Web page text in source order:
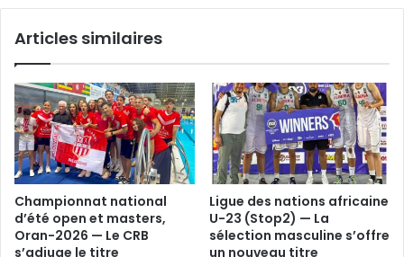
Articles similaires
Championnat national
d’été open et masters,
Oran-2026 — Le CRB
s’adjuge le titre
Ligue des nations africaine
U-23 (Stop2) — La
sélection masculine s’offre
un nouveau titre